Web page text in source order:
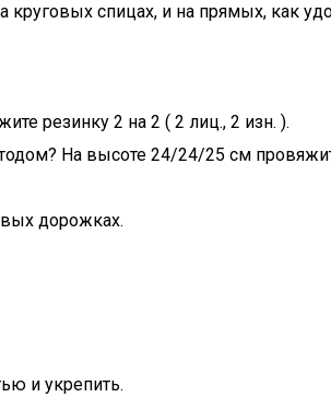
спицах, и на прямых, как
резинку 2 на 2 ( 2 лиц., 2 изн. ).
На высоте 24/24/25 см
дорожках.
и укрепить.